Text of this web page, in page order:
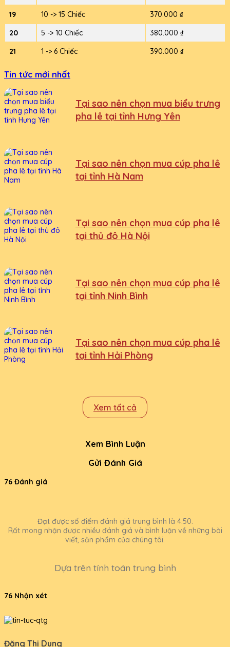
19
10 -> 15 Chiếc
370.000 ₫
20
5 -> 10 Chiếc
380.000 ₫
21
1 -> 6 Chiếc 390.000 ₫
Tin tức mới nhất
Tại sao nên chọn mua biểu trưng
pha lê tại tỉnh Hưng Yên
Tại sao nên chọn mua cúp pha lê
tại tỉnh Hà Nam
Tại sao nên chọn mua cúp pha lê
tại thủ đô Hà Nội
Tại sao nên chọn mua cúp pha lê
tại tỉnh Ninh Bình
Tại sao nên chọn mua cúp pha lê
tại tỉnh Hải Phòng
Xem tất cả
Xem Bình Luận
Gửi Đánh Giá
76 Đánh giá
Đạt được số điểm đánh giá trung bình là 4.50.
Rất mong nhận được nhiều đánh giá và bình luận về những bài
viết, sản phẩm của chúng tôi.
Dựa trên tính toán trung bình
76 Nhận xét
Đặng Thị Dung